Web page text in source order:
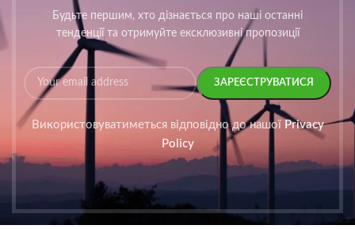
Будьте першим, хто дізнається про наші останні
тенденції та отримуйте ексклюзивні пропозиції
Використовуватиметься відповідно до нашої Privacy
Policy